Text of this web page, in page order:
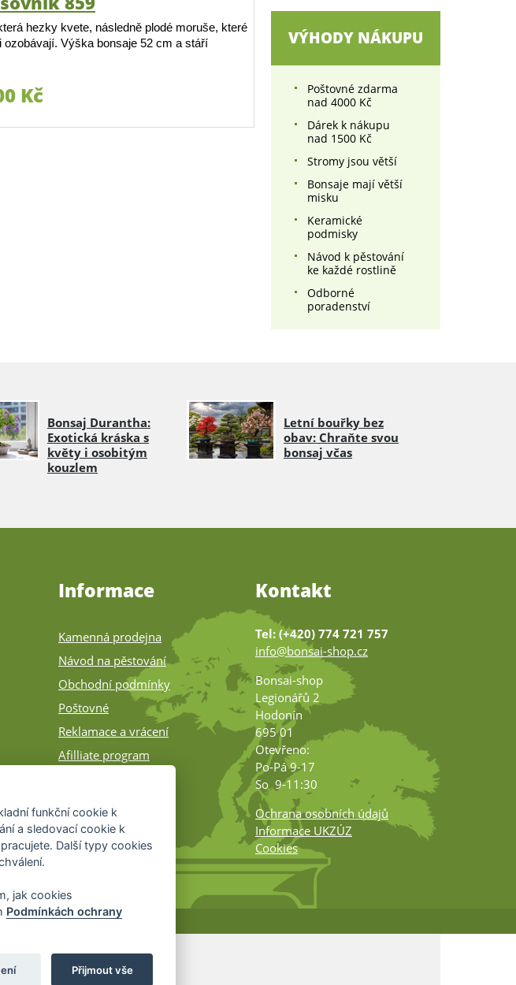
hezky kvete, následně plodé moruše, které
ozobávají. Výška bonsaje 52 cm a stáří
Kč
VÝHODY NÁKUPU
Poštovné zdarma
nad 4000 Kč
Dárek k nákupu
nad 1500 Kč
Stromy jsou větší
Bonsaje mají větší
misku
Keramické
podmisky
Návod k pěstování
ke každé rostlině
Odborné
poradenství
Bonsaj Durantha:
Exotická kráska s
květy i osobitým
kouzlem
Letní bouřky bez
obav: Chraňte svou
bonsaj včas
Informace
Kamenná prodejna
Návod na pěstování
Obchodní podmínky
Poštovné
Reklamace a vrácení
Afilliate program
Kontakt
Tel: (+420) 774 721 757
info@bonsai-shop.cz
Bonsai-shop
Legionářů 2
Hodonín
695 01
Otevřeno:
Po-Pá 9-17
So 9-11:30
Ochrana osobních údajů
Informace UKZÚZ
Cookies
Shop.cz -
Partnerský program
funkční cookie k
a sledovací cookie k
Další typy cookies
jak cookies
Podmínkách ochrany
Přijmout vše